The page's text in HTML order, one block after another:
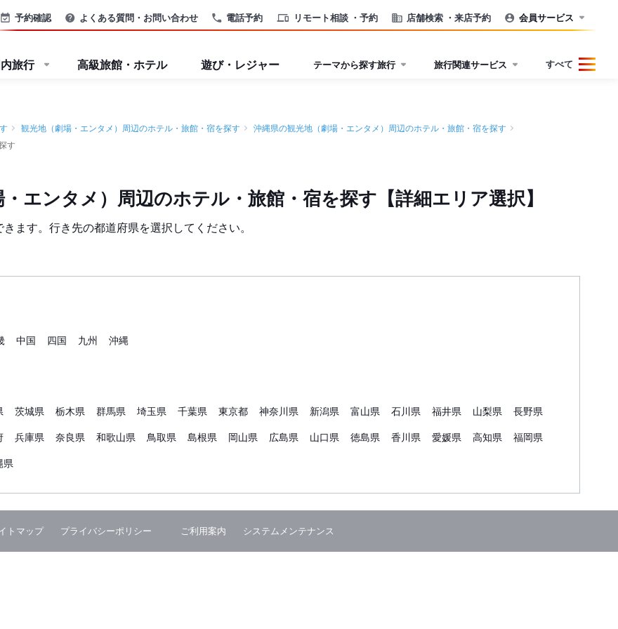
電話予約 リモート相談 ・予約 店舗検索 ・来店予約
予約確認 よくある質問・お問い合わせ 会員サービス
旅行 高級旅館・ホテル 遊び・レジャー テーマから探す旅行 旅行関連サービス すべて
観光地（劇場・エンタメ）周辺のホテル・旅館・宿を探す
沖縄県の観光地（劇場・エンタメ）周辺のホテル・旅館・宿を探す
す
エンタメ）周辺のホテル・旅館・宿を探す【詳細エリア選択】
ます。行き先の都道府県を選択してください。
中国 四国 九州 沖縄
茨城県 栃木県 群馬県 埼玉県 千葉県 東京都 神奈川県 新潟県 富山県 石川県 福井県 山梨県 長野県
兵庫県 奈良県 和歌山県 鳥取県 島根県 岡山県 広島県 山口県 徳島県 香川県 愛媛県 高知県 福岡県
県
トマップ プライバシーポリシー ご利用案内 システムメンテナンス